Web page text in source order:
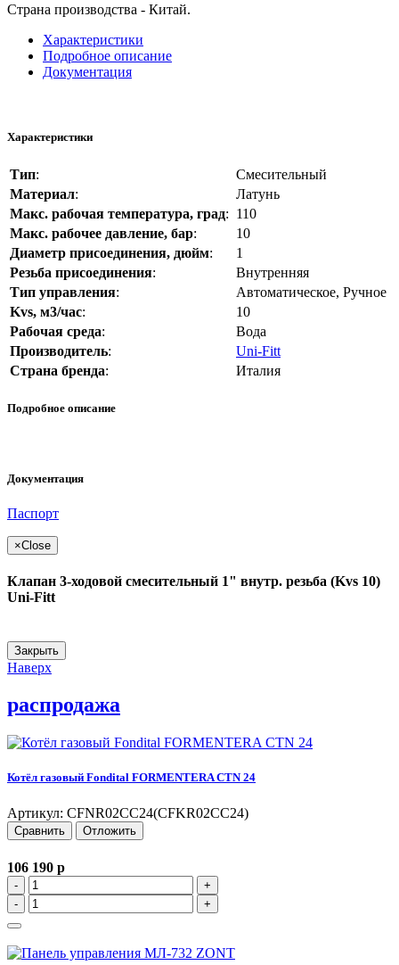
Страна производства - Китай.
Характеристики
Подробное описание
Документация
Характеристики
Тип:
Смесительный
Материал:
Латунь
Макс. рабочая температура, град: 110
Макс. рабочее давление, бар:
10
Диаметр присоединения, дюйм:
1
Резьба присоединения:
Внутренняя
Тип управления:
Автоматическое, Ручное
Kvs, м3/час:
10
Рабочая среда:
Вода
Производитель:
Uni-Fitt
Страна бренда: Италия
Подробное описание
Документация
Паспорт
×Close
Клапан 3-ходовой смесительный 1" внутр. резьба (Kvs 10)
Uni-Fitt
Закрыть
Наверх
распродажа
Котёл газовый Fondital FORMENTERA CTN 24
Артикул: CFNR02CC24(CFKR02CC24)
Сравнить Отложить
106 190 p
-
+
-
+